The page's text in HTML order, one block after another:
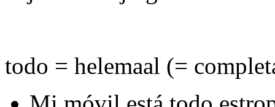
todo = helemaal (=